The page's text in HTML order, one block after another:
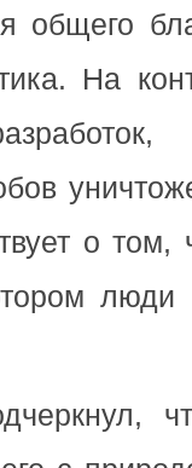
На
о том,
люди